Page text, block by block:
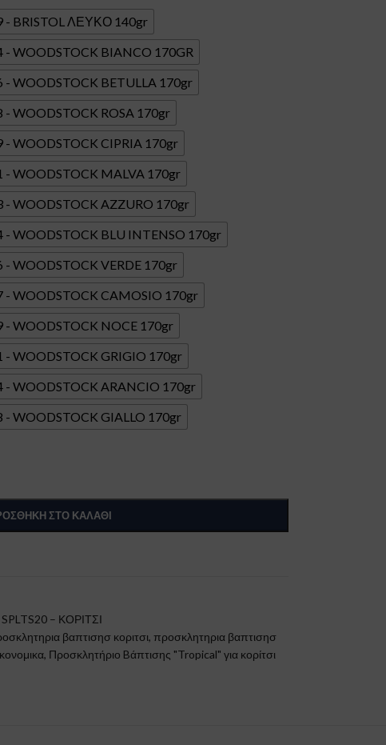
- BRISTOL ΛΕΥΚΟ 140gr
- WOODSTOCK BIANCO 170GR
- WOODSTOCK BETULLA 170gr
- WOODSTOCK ROSA 170gr
- WOODSTOCK CIPRIA 170gr
- WOODSTOCK MALVA 170gr
- WOODSTOCK AZZURO 170gr
- WOODSTOCK BLU INTENSO 170gr
- WOODSTOCK VERDE 170gr
- WOODSTOCK CAMOSIO 170gr
- WOODSTOCK NOCE 170gr
- WOODSTOCK GRIGIO 170gr
- WOODSTOCK ARANCIO 170gr
- WOODSTOCK GIALLO 170gr
ΣΤΟ ΚΑΛΆΘΙ
– ΚΟΡΙΤΣΙ
βαπτισησ κοριτσι, προσκλητηρια βαπτισησ
, Προσκλητήριο Bάπτισης "Tropical" για κορίτσι